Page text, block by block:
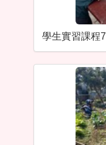
學生實習課程7